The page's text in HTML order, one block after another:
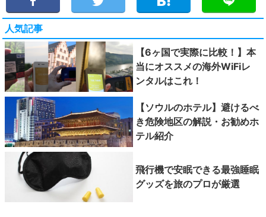
人気記事
【6ヶ国で実際に比較！】本
当にオススメの海外WiFiレ
ンタルはこれ！
【ソウルのホテル】避けるべ
き危険地区の解説・お勧めホ
テル紹介
飛行機で安眠できる最強睡眠
グッズを旅のプロが厳選